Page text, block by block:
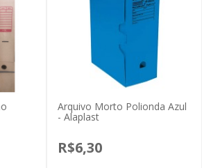
Arquivo Morto Polionda Azul
- Alaplast
R$6,30